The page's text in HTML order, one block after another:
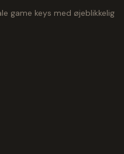
game keys med øjeblikkelig